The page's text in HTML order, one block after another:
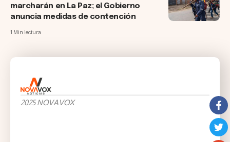
marcharán en La Paz; el Gobierno
anuncia medidas de contención
1 Min lectura
2025 NOVAVOX